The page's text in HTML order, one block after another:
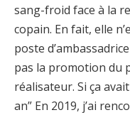
sang-froid face à la
copain. En fait, elle
poste
pas la promotion du
réalisateur. Si ça
an” En 2019, j’ai